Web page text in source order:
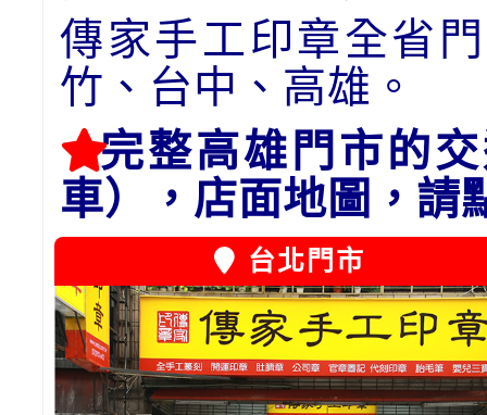
傳家手工印章全省
竹、台中、高雄。
完整高雄門市的
車），店面地圖，請
台北門市